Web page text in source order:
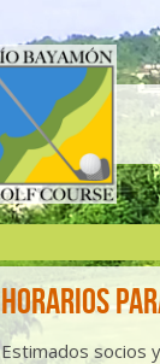
Horarios
Estimados socios